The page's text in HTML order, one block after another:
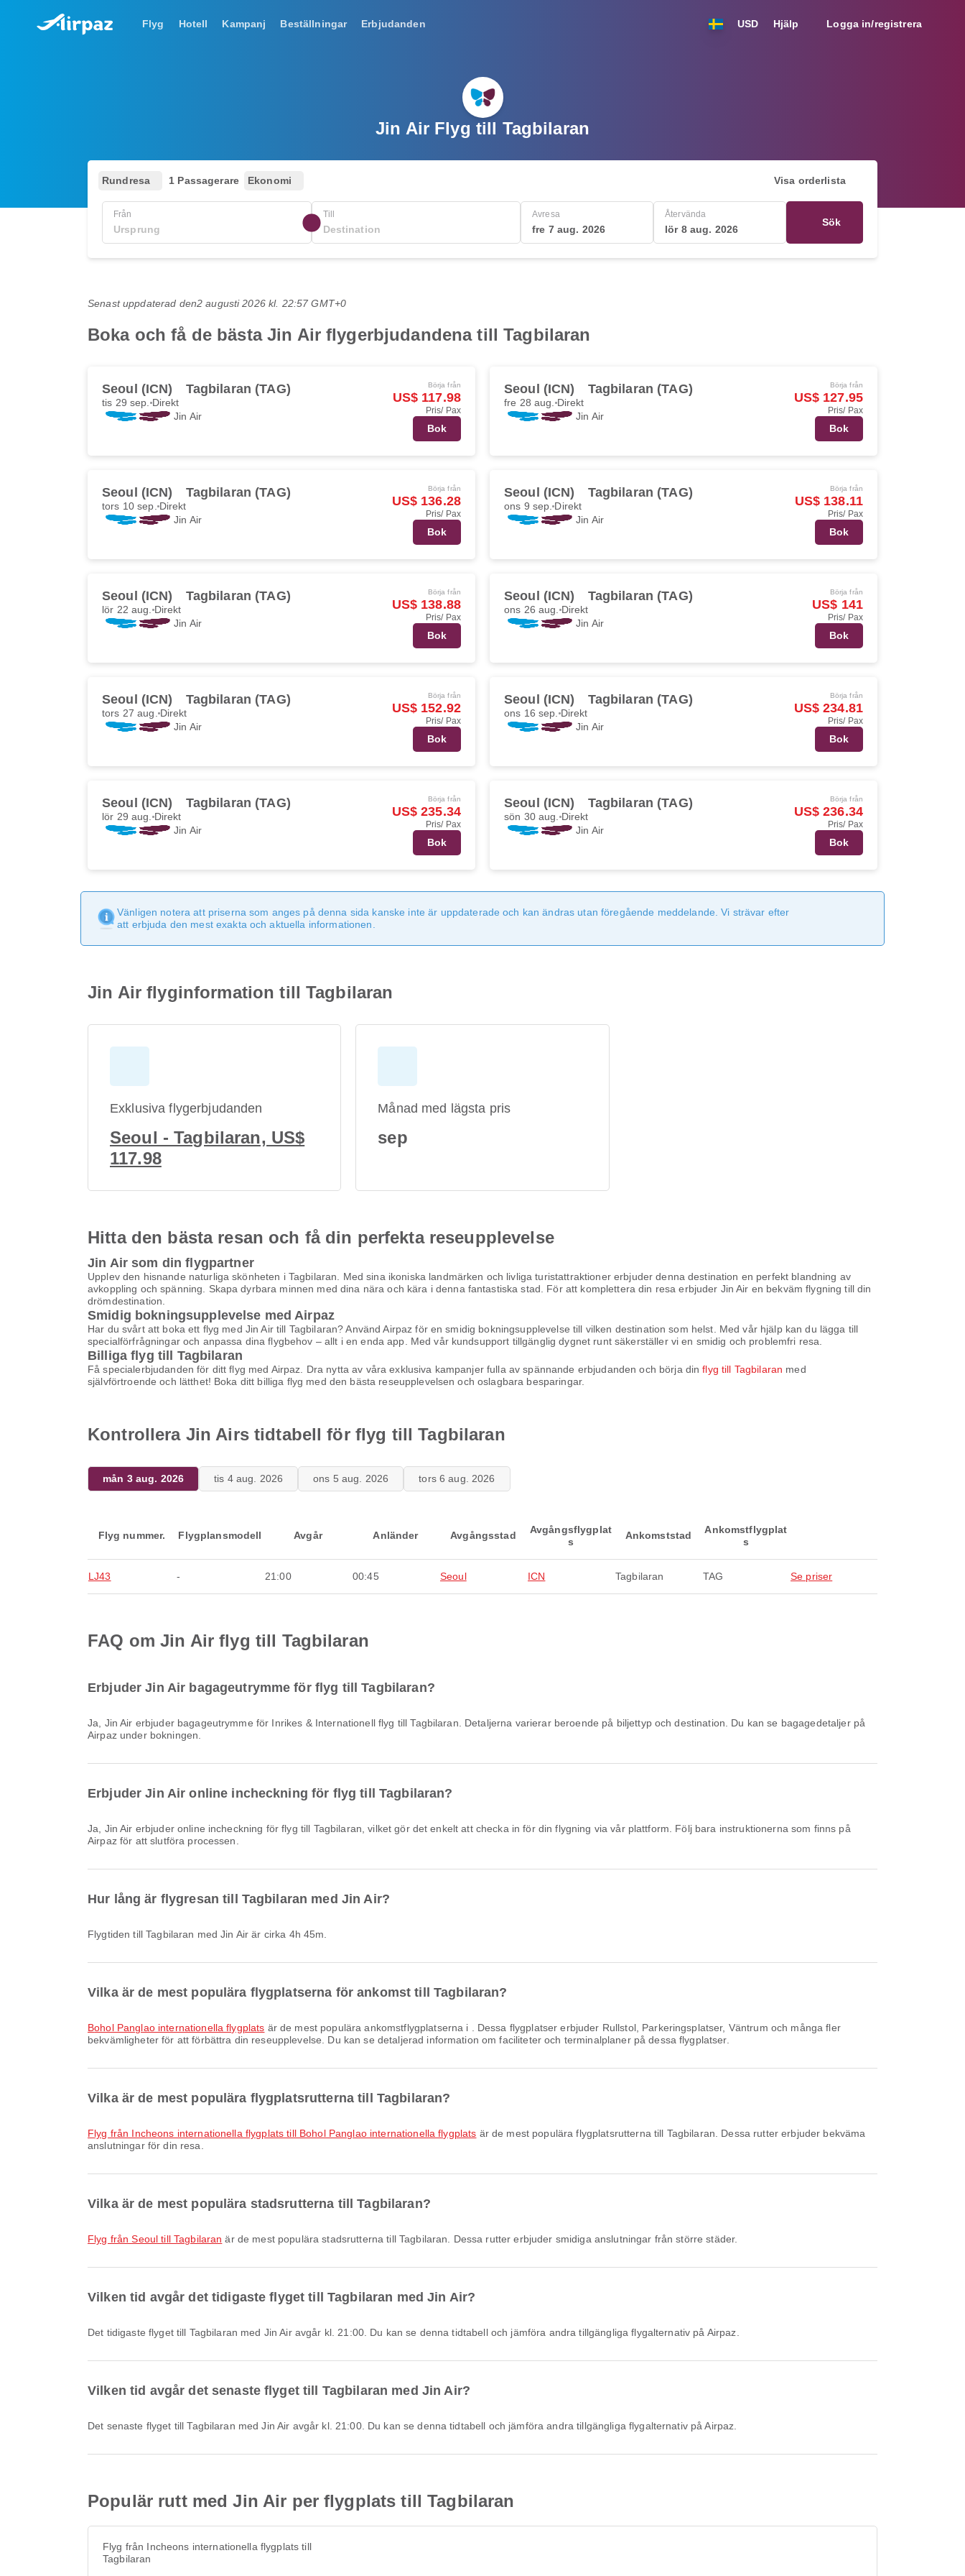
Flyg Hotell Kampanj Beställningar Erbjudanden USD Hjälp Logga in/registrera
Jin Air Flyg till Tagbilaran
Rundresa 1 Passagerare Ekonomi Visa orderlista
Från Till Avresa
fre 7 aug. 2026
Återvända
lör 8 aug. 2026
Sök
Senast uppdaterad den2 augusti 2026 kl. 22:57 GMT+0
Boka och få de bästa Jin Air flygerbjudandena till Tagbilaran
Seoul (ICN) Tagbilaran (TAG)
tis 29 sep. Direkt
Jin Air
Börja från
US$ 117.98
Pris/ Pax
Bok
Seoul (ICN) Tagbilaran (TAG)
fre 28 aug. Direkt
Jin Air
Börja från
US$ 127.95
Pris/ Pax
Bok
Seoul (ICN) Tagbilaran (TAG)
tors 10 sep. Direkt
Jin Air
Börja från
US$ 136.28
Pris/ Pax
Bok
Seoul (ICN) Tagbilaran (TAG)
ons 9 sep. Direkt
Jin Air
Börja från
US$ 138.11
Pris/ Pax
Bok
Seoul (ICN) Tagbilaran (TAG)
lör 22 aug. Direkt
Jin Air
Börja från
US$ 138.88
Pris/ Pax
Bok
Seoul (ICN) Tagbilaran (TAG)
ons 26 aug. Direkt
Jin Air
Börja från
US$ 141
Pris/ Pax
Bok
Seoul (ICN) Tagbilaran (TAG)
tors 27 aug. Direkt
Jin Air
Börja från
US$ 152.92
Pris/ Pax
Bok
Seoul (ICN) Tagbilaran (TAG)
ons 16 sep. Direkt
Jin Air
Börja från
US$ 234.81
Pris/ Pax
Bok
Seoul (ICN) Tagbilaran (TAG)
lör 29 aug. Direkt
Jin Air
Börja från
US$ 235.34
Pris/ Pax
Bok
Seoul (ICN) Tagbilaran (TAG)
sön 30 aug. Direkt
Jin Air
Börja från
US$ 236.34
Pris/ Pax
Bok
Vänligen notera att priserna som anges på denna sida kanske inte är uppdaterade och kan ändras utan föregående meddelande. Vi strävar efter
att erbjuda den mest exakta och aktuella informationen.
Jin Air flyginformation till Tagbilaran
Exklusiva flygerbjudanden
Seoul - Tagbilaran, US$
117.98
Månad med lägsta pris
sep
Hitta den bästa resan och få din perfekta reseupplevelse
Jin Air som din flygpartner
Upplev den hisnande naturliga skönheten i Tagbilaran. Med sina ikoniska landmärken och livliga turistattraktioner erbjuder denna destination en perfekt blandning av
avkoppling och spänning. Skapa dyrbara minnen med dina nära och kära i denna fantastiska stad. För att komplettera din resa erbjuder Jin Air en bekväm flygning till din
drömdestination.
Smidig bokningsupplevelse med Airpaz
Har du svårt att boka ett flyg med Jin Air till Tagbilaran? Använd Airpaz för en smidig bokningsupplevelse till vilken destination som helst. Med vår hjälp kan du lägga till
specialförfrågningar och anpassa dina flygbehov – allt i en enda app. Med vår kundsupport tillgänglig dygnet runt säkerställer vi en smidig och problemfri resa.
Billiga flyg till Tagbilaran
Få specialerbjudanden för ditt flyg med Airpaz. Dra nytta av våra exklusiva kampanjer fulla av spännande erbjudanden och börja dinflyg till Tagbilaran med
självförtroende och lätthet! Boka ditt billiga flyg med den bästa reseupplevelsen och oslagbara besparingar.
Kontrollera Jin Airs tidtabell för flyg till Tagbilaran
mån 3 aug. 2026 tis 4 aug. 2026 ons 5 aug. 2026 tors 6 aug. 2026
Flyg nummer. Flygplansmodell Avgår Anländer Avgångsstad
Avgångsflygplat
s
Ankomststad
Ankomstflygplat
s
LJ43 - 21:00 00:45 Seoul ICN Tagbilaran TAG Se priser
FAQ om Jin Air flyg till Tagbilaran
Erbjuder Jin Air bagageutrymme för flyg till Tagbilaran?
Ja, Jin Air erbjuder bagageutrymme för Inrikes & Internationell flyg till Tagbilaran. Detaljerna varierar beroende på biljettyp och destination. Du kan se bagagedetaljer på
Airpaz under bokningen.
Erbjuder Jin Air online incheckning för flyg till Tagbilaran?
Ja, Jin Air erbjuder online incheckning för flyg till Tagbilaran, vilket gör det enkelt att checka in för din flygning via vår plattform. Följ bara instruktionerna som finns på
Airpaz för att slutföra processen.
Hur lång är flygresan till Tagbilaran med Jin Air?
Flygtiden till Tagbilaran med Jin Air är cirka 4h 45m.
Vilka är de mest populära flygplatserna för ankomst till Tagbilaran?
Bohol Panglao internationella flygplats är de mest populära ankomstflygplatserna i . Dessa flygplatser erbjuder Rullstol, Parkeringsplatser, Väntrum och många fler
bekvämligheter för att förbättra din reseupplevelse. Du kan se detaljerad information om faciliteter och terminalplaner på dessa flygplatser.
Vilka är de mest populära flygplatsrutterna till Tagbilaran?
Flyg från Incheons internationella flygplats till Bohol Panglao internationella flygplats är de mest populära flygplatsrutterna till Tagbilaran. Dessa rutter erbjuder bekväma
anslutningar för din resa.
Vilka är de mest populära stadsrutterna till Tagbilaran?
flyg från Seoul till Tagbilaran är de mest populära stadsrutterna till Tagbilaran. Dessa rutter erbjuder smidiga anslutningar från större städer.
Vilken tid avgår det tidigaste flyget till Tagbilaran med Jin Air?
Det tidigaste flyget till Tagbilaran med Jin Air avgår kl. 21:00. Du kan se denna tidtabell och jämföra andra tillgängliga flygalternativ på Airpaz.
Vilken tid avgår det senaste flyget till Tagbilaran med Jin Air?
Det senaste flyget till Tagbilaran med Jin Air avgår kl. 21:00. Du kan se denna tidtabell och jämföra andra tillgängliga flygalternativ på Airpaz.
Populär rutt med Jin Air per flygplats till Tagbilaran
Flyg från Incheons internationella flygplats till
Tagbilaran